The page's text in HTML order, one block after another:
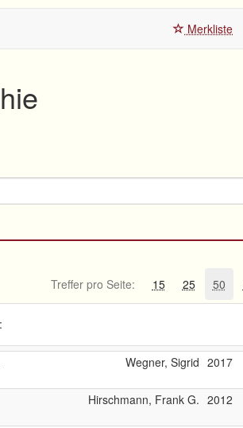
Merkliste
Treffer pro Seite: 15 25 50
Wegner, Sigrid 2017
Hirschmann, Frank G. 2012